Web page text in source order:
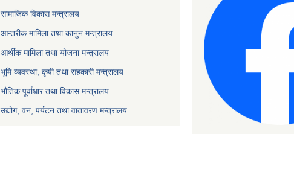
सामाजिक विकास मन्त्रालय
आन्तरीक मामिला तथा कानुन मन्त्रालय
आर्थीक मामिला तथा योजना मन्त्रालय
भूमि व्यवस्था, कृषी तथा सहकारी मन्त्रालय
भौतिक पूर्वाधार तथा विकास मन्त्रालय
उद्योग, वन, पर्यटन तथा वातावरण मन्त्रालय